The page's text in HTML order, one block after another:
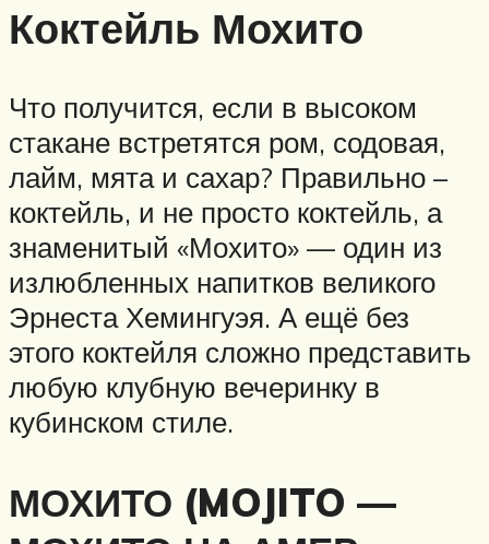
Коктейль Мохито
Что получится, если в высоком
стакане встретятся ром, содовая,
лайм, мята и сахар? Правильно –
коктейль, и не просто коктейль, а
знаменитый «Мохито» — один из
излюбленных напитков великого
Эрнеста Хемингуэя. А ещё без
этого коктейля сложно представить
любую клубную вечеринку в
кубинском стиле.
МОХИТО (MOJITO —